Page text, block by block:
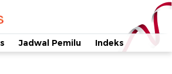
Jadwal Pemilu Indeks